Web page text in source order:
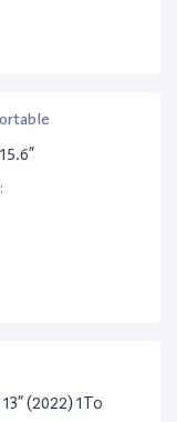
(2022) 1To